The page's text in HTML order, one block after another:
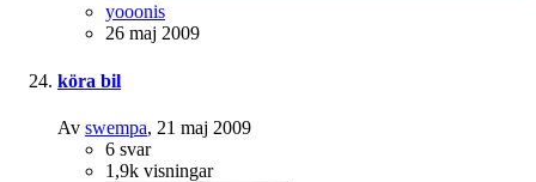
yooonis
26 maj 2009
köra bil
Av swempa, 21 maj 2009
6 svar
1,9k visningar